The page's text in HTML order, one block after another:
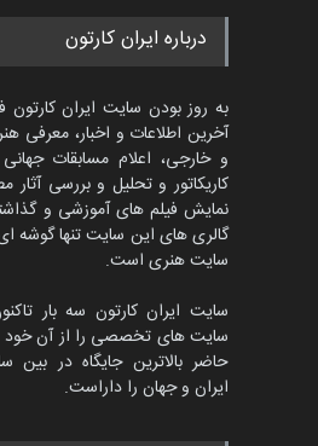
درباره ایران کارتون
به روز بودن سایت ایران کارتون
آخرین اطلاعات و اخبار، معرفی
و خارجی، اعلام مسابقات
کاریکاتور و تحلیل و بررسی آثار
نمایش فیلم های آموزشی و
گالری های این سایت تنها گوشه
سایت هنری است.
سایت ایران کارتون سه بار
سایت های تخصصی را از آن
حاضر بالاترین جایگاه در
ایران و جهان را داراست.